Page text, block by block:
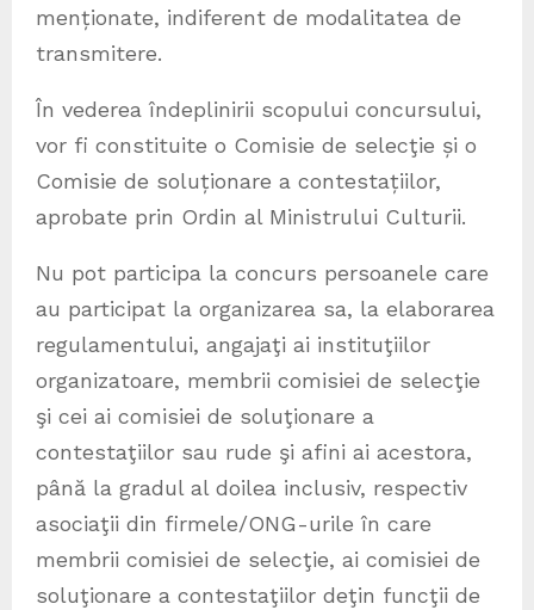
menționate, indiferent de modalitatea de
transmitere.
În vederea îndeplinirii scopului concursului,
vor fi constituite o Comisie de selecţie și o
Comisie de soluționare a contestațiilor,
aprobate prin Ordin al Ministrului Culturii.
Nu pot participa la concurs persoanele care
au participat la organizarea sa, la elaborarea
regulamentului, angajaţi ai instituţiilor
organizatoare, membrii comisiei de selecţie
şi cei ai comisiei de soluţionare a
contestaţiilor sau rude şi afini ai acestora,
până la gradul al doilea inclusiv, respectiv
asociaţii din firmele/ONG-urile în care
membrii comisiei de selecţie, ai comisiei de
soluţionare a contestaţiilor deţin funcţii de